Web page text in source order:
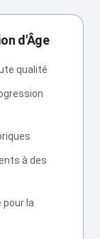
d'Âge
qualité
à des
pour la